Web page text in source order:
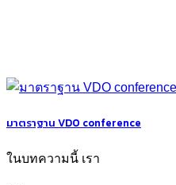
มาตราฐาน VDO conference
ในบทความนี้ เรา